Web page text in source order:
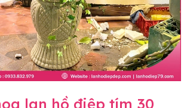
lan hồ điệp tím 30